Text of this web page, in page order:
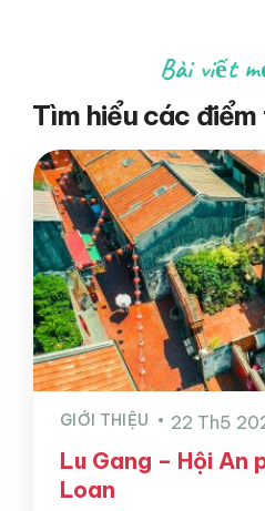
Bài viết
Tìm hiểu các
GIỚI THIỆU 22 Th5
Lu Gang – Hội An
Loan